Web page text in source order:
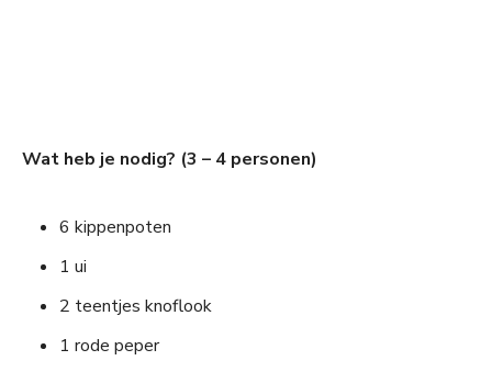
Wat heb je nodig? (3 – 4 personen)
6 kippenpoten
1 ui
2 teentjes knoflook
1 rode peper